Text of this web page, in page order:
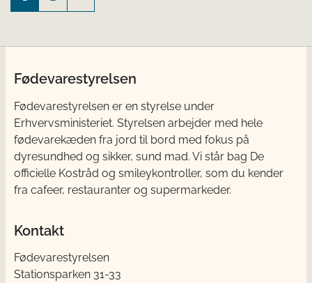
Fødevarestyrelsen
Fødevarestyrelsen er en styrelse under
Erhvervsministeriet. Styrelsen arbejder med hele
fødevarekæden fra jord til bord med fokus på
dyresundhed og sikker, sund mad. Vi står bag De
officielle Kostråd og smileykontroller, som du kender
fra cafeer, restauranter og supermarkeder.
Kontakt
Fødevarestyrelsen
Stationsparken 31-33